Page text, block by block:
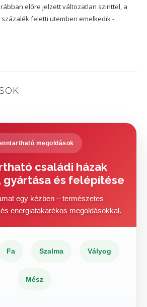
előre jelzett változatlan szinttel, a
feletti ütemben emelkedik -
megoldások
családi házak
gyártása és felépítése
egy kézben – természetes
energiatakarékos megoldásokkal.
Fa Szalma Vályog
Mész